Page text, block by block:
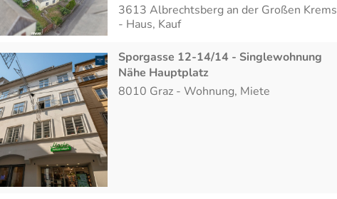
3613 Albrechtsberg an der Großen Krems
- Haus, Kauf
Sporgasse 12-14/14 - Singlewohnung
Nähe Hauptplatz
8010 Graz - Wohnung, Miete